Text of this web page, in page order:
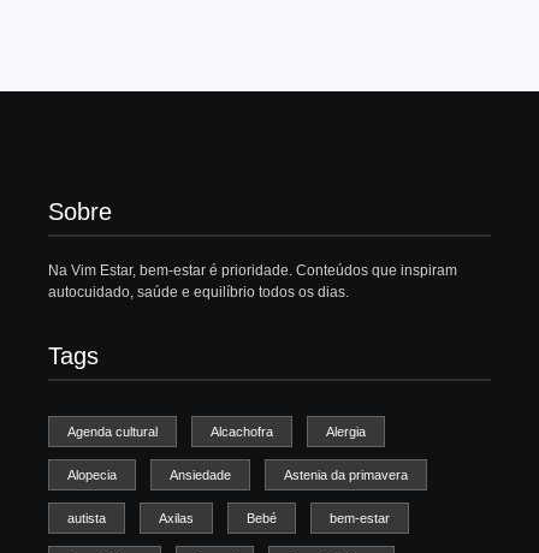
Sobre
Na Vim Estar, bem-estar é prioridade. Conteúdos que inspiram
autocuidado, saúde e equilíbrio todos os dias.
Tags
Agenda cultural Alcachofra Alergia
Alopecia Ansiedade Astenia da primavera
autista Axilas Bebé bem-estar